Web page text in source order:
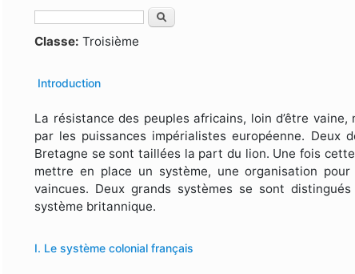
Formulaire de recherche
Rechercher
Classe:Troisième
Introduction
La résistance des peuples africains, loin d’être
par les puissances impérialistes européenne.
Bretagne se sont taillées la part du lion. Une fois
mettre en place un système, une organisation
vaincues. Deux grands systèmes se sont
système britannique.
I. Le système colonial français